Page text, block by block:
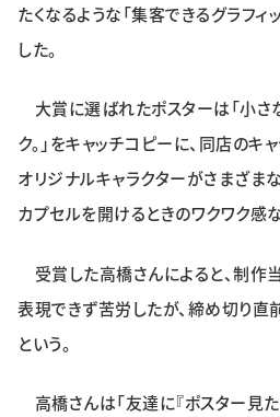
学生記者募集
たくなるような「集客できるグラフィ
した。
大賞に選ばれたポスターは「小さ
ク。」をキャッチコピーに、同店の
オリジナルキャラクターがさまざま
カプセルを開けるときのワクワク感
受賞した高橋さんによると、制作
表現できず苦労したが、締め切り
という。
高橋さんは「友達に『ポスター見